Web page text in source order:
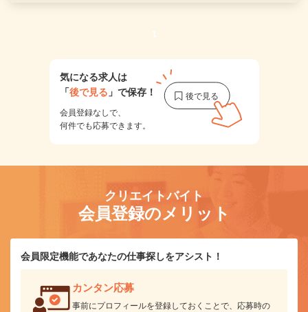
1
気になる求人は
「後で見る 」で保存！
会員登録なしで、
何件でも応募できます。
クリエイトバイト
会員登録のメリット
会員限定機能であなたの仕事探しをアシスト！
カンタン応募
事前にプロフィールを登録しておくことで、応募時の